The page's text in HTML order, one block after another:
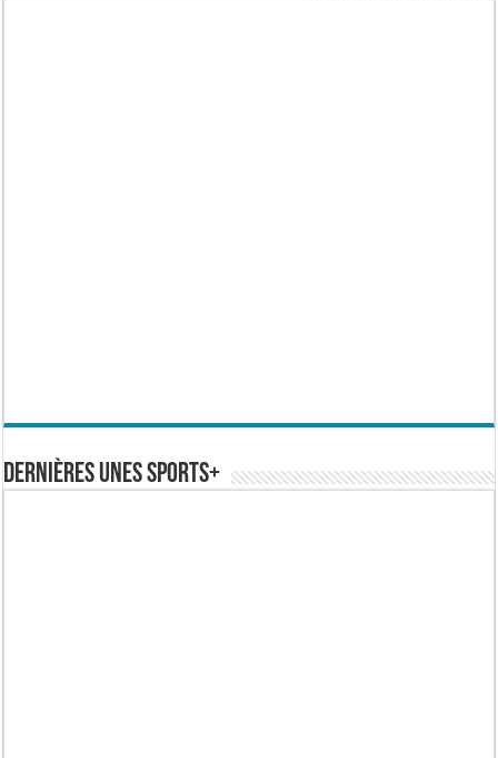
Dernières Unes Sports+